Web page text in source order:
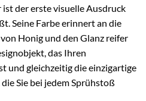
ist der erste visuelle Ausdruck
Seine Farbe erinnert an die
Honig und den Glanz reifer
das Ihren
und gleichzeitig die einzigartige
Sie bei jedem Sprühstoß